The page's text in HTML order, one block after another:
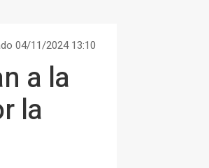
04/11/2024 13:10
a la
la